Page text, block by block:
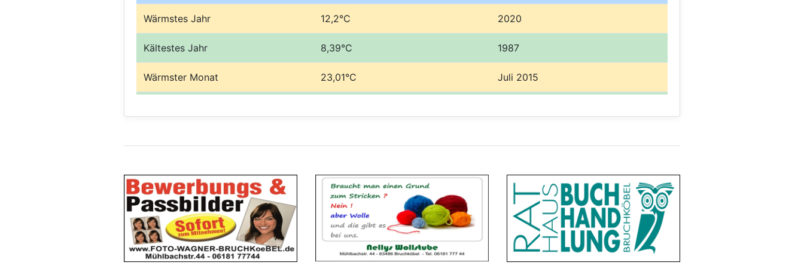
9.11.2023 um
7.5 °C
9.11.2023 um
9.11.2023 um
7.4 °C
9.11.2023 um
07:50:21 Uhr
7.4 °C
9.11.2023 um
07:40:21 Uhr
7.5 °C
9.11.2023 um
07:30:21 Uhr
Wärmstes Jahr 12,2°C 2020
Kältestes Jahr 8,39°C 1987
Wärmster Monat 23,01°C Juli 2015